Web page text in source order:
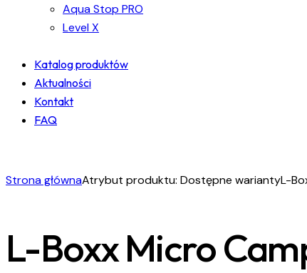
Aqua Stop PRO
Level X
Katalog produktów
Aktualności
Kontakt
FAQ
1
Strona głównaAtrybut produktu: Dostępne wariantyL-
L-Boxx Micro